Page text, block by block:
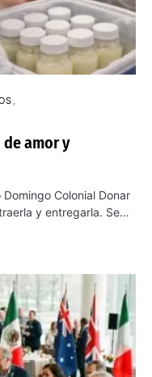
amor y
Colonial Donar
y entregarla. Se…